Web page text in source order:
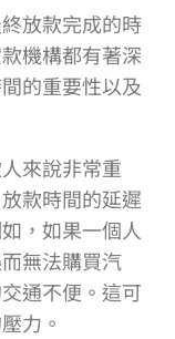
放款完成的時
機構都有著深
的重要性以及
來說非常重
款時間的延遲
，如果一個人
無法購買汽
通不便。這可
力。